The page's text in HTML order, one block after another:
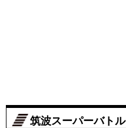
筑波スーパーバトル